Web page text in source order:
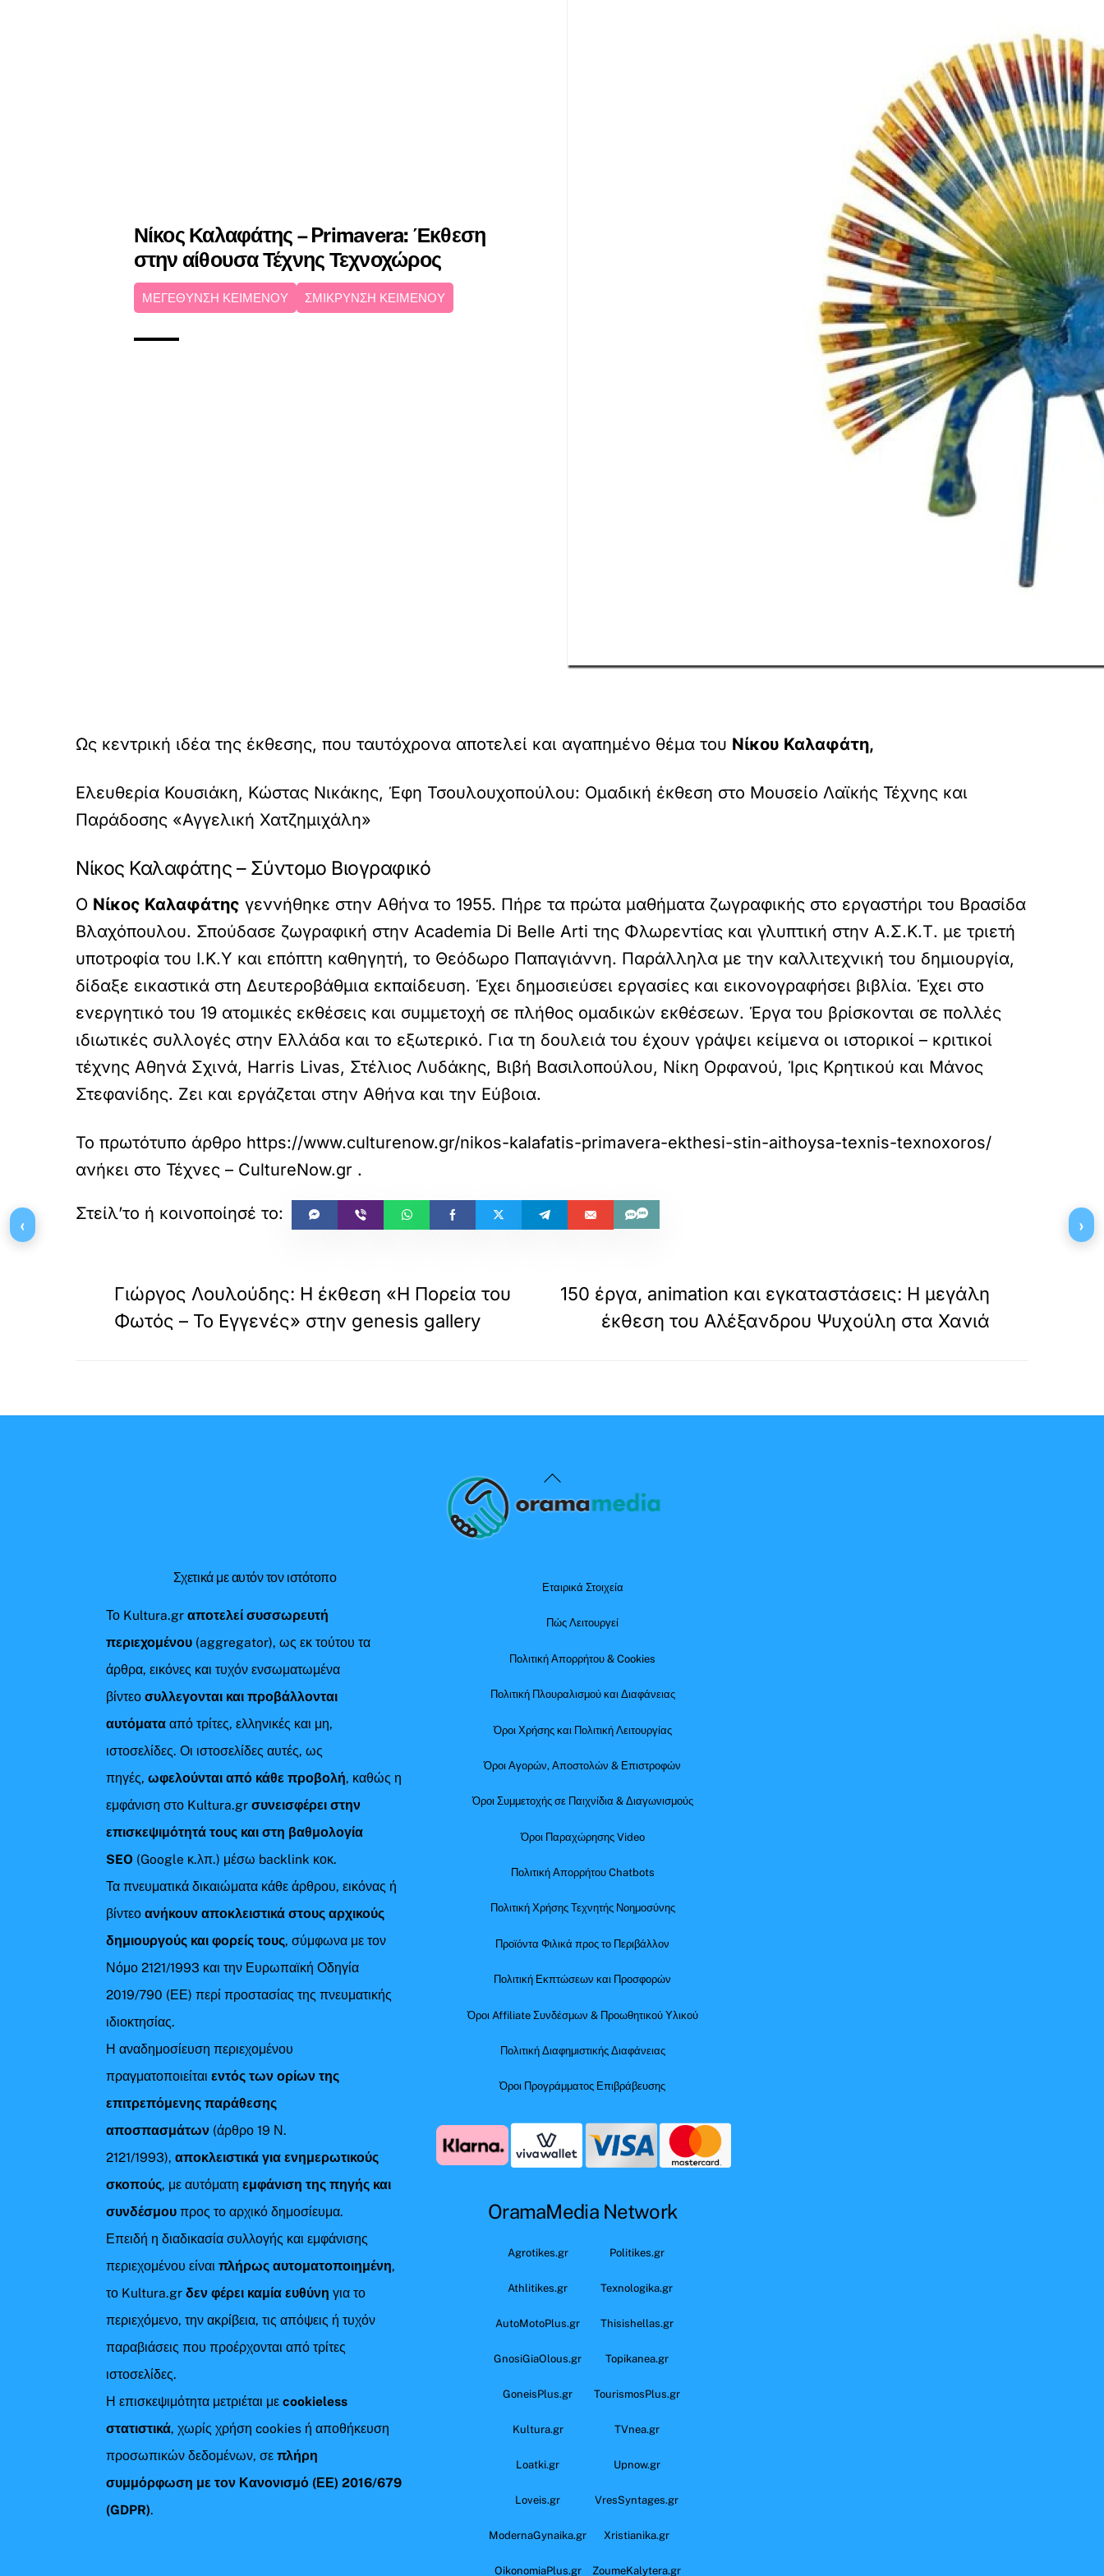
Νίκος Καλαφάτης – Primavera: Έκθεση
στην αίθουσα Τέχνης Τεχνοχώρος
ΜΕΓΕΘΥΝΣΗ ΚΕΙΜΕΝΟΥ ΣΜΙΚΡΥΝΣΗ ΚΕΙΜΕΝΟΥ
Ως κεντρική ιδέα της έκθεσης, που ταυτόχρονα αποτελεί και αγαπημένο θέμα του Νίκου Καλαφάτη,
Ελευθερία Κουσιάκη, Κώστας Νικάκης, Έφη Τσουλουχοπούλου: Ομαδική έκθεση στο Μουσείο Λαϊκής Τέχνης και
Παράδοσης «Αγγελική Χατζημιχάλη»
Νίκος Καλαφάτης – Σύντομο Βιογραφικό
Ο Νίκος Καλαφάτης γεννήθηκε στην Αθήνα το 1955. Πήρε τα πρώτα μαθήματα ζωγραφικής στο εργαστήρι του Βρασίδα
Βλαχόπουλου. Σπούδασε ζωγραφική στην Academia Di Belle Arti της Φλωρεντίας και γλυπτική στην Α.Σ.Κ.Τ. με τριετή
υποτροφία του Ι.Κ.Υ και επόπτη καθηγητή, το Θεόδωρο Παπαγιάννη. Παράλληλα με την καλλιτεχνική του δημιουργία,
δίδαξε εικαστικά στη Δευτεροβάθμια εκπαίδευση. Έχει δημοσιεύσει εργασίες και εικονογραφήσει βιβλία. Έχει στο
ενεργητικό του 19 ατομικές εκθέσεις και συμμετοχή σε πλήθος ομαδικών εκθέσεων. Έργα του βρίσκονται σε πολλές
ιδιωτικές συλλογές στην Ελλάδα και το εξωτερικό. Για τη δουλειά του έχουν γράψει κείμενα οι ιστορικοί – κριτικοί
τέχνης Αθηνά Σχινά, Harris Livas, Στέλιος Λυδάκης, Βιβή Βασιλοπούλου, Νίκη Ορφανού, Ίρις Κρητικού και Μάνος
Στεφανίδης. Ζει και εργάζεται στην Αθήνα και την Εύβοια.
Το πρωτότυπο άρθρο https://www.culturenow.gr/nikos-kalafatis-primavera-ekthesi-stin-aithoysa-texnis-texnoxoros/
ανήκει στο Τέχνες – CultureNow.gr .
Γιώργος Λουλούδης: Η έκθεση «Η Πορεία του
Φωτός – Το Εγγενές» στην genesis gallery
150 έργα, animation και εγκαταστάσεις: Η μεγάλη
έκθεση του Αλέξανδρου Ψυχούλη στα Χανιά
Back
To
Σχετικά με αυτόν τον ιστότοπο
Το Kultura.grαποτελεί συσσωρευτή
περιεχομένου (aggregator), ως εκ τούτου τα
άρθρα, εικόνες και τυχόν ενσωματωμένα
βίντεοσυλλεγονται και προβάλλονται
αυτόματααπό τρίτες, ελληνικές και μη,
ιστοσελίδες. Οι ιστοσελίδες αυτές, ως
πηγές,ωφελούνται από κάθε προβολή, καθώς η
εμφάνιση στο Kultura.gr συνεισφέρει στην
επισκεψιμότητά τους και στη βαθμολογία
SEO (Google κ.λπ.) μέσω backlink κοκ.
Τα πνευματικά δικαιώματα κάθε άρθρου, εικόνας ή
βίντεοανήκουν αποκλειστικά στους αρχικούς
δημιουργούς και φορείς τους, σύμφωνα με τον
Νόμο 2121/1993 και την Ευρωπαϊκή Οδηγία
2019/790 (ΕΕ) περί προστασίας της πνευματικής
ιδιοκτησίας.
Η αναδημοσίευση περιεχομένου
πραγματοποιείταιεντός των ορίων της
επιτρεπόμενης παράθεσης
αποσπασμάτων (άρθρο 19 Ν.
2121/1993), αποκλειστικά για ενημερωτικούς
σκοπούς, με αυτόματηεμφάνιση της πηγής και
συνδέσμου προς το αρχικό δημοσίευμα.
Επειδή η διαδικασία συλλογής και εμφάνισης
περιεχομένου είναιπλήρως αυτοματοποιημένη,
το Kultura.grδεν φέρει καμία ευθύνη για το
περιεχόμενο, την ακρίβεια, τις απόψεις ή τυχόν
παραβιάσεις που προέρχονται από τρίτες
ιστοσελίδες.
Η επισκεψιμότητα μετριέται μεcookieless
στατιστικά, χωρίς χρήση cookies ή αποθήκευση
προσωπικών δεδομένων, σεπλήρη
συμμόρφωση με τον Κανονισμό (ΕΕ) 2016/679
(GDPR).
Εταιρικά Στοιχεία
Πώς Λειτουργεί
Πολιτική Απορρήτου & Cookies
Πολιτική Πλουραλισμού και Διαφάνειας
Όροι Χρήσης και Πολιτική Λειτουργίας
Όροι Αγορών, Αποστολών & Επιστροφών
Όροι Συμμετοχής σε Παιχνίδια & Διαγωνισμούς
Όροι Παραχώρησης Video
Πολιτική Απορρήτου Chatbots
Πολιτική Χρήσης Τεχνητής Νοημοσύνης
Προϊόντα Φιλικά προς το Περιβάλλον
Πολιτική Εκπτώσεων και Προσφορών
Όροι Affiliate Συνδέσμων & Προωθητικού Υλικού
Πολιτική Διαφημιστικής Διαφάνειας
Όροι Προγράμματος Επιβράβευσης
OramaMedia Network
Agrotikes.gr Politikes.gr
Athlitikes.gr Texnologika.gr
AutoMotoPlus.gr Thisishellas.gr
GnosiGiaOlous.gr Topikanea.gr
GoneisPlus.gr TourismosPlus.gr
Kultura.gr TVnea.gr
Loatki.gr Upnow.gr
Loveis.gr VresSyntages.gr
ModernaGynaika.gr Xristianika.gr
OikonomiaPlus.gr ZoumeKalytera.gr
‹ ›